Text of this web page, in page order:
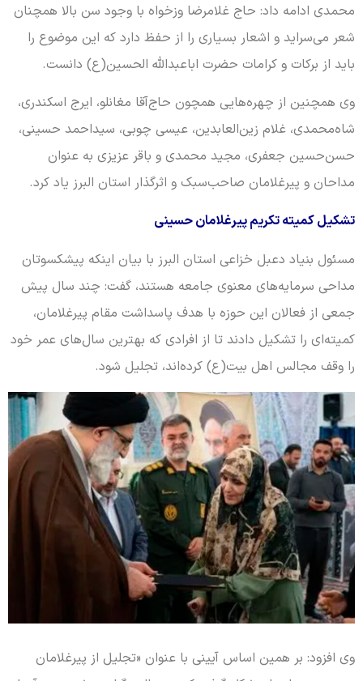
محمدی ادامه داد: حاج غلامرضا وزخواه با وجود سن بالا همچنان
شعر می‌سراید و اشعار بسیاری را از حفظ دارد که این موضوع را
باید از برکات و کرامات حضرت اباعبدالله الحسین(ع) دانست.
وی همچنین از چهره‌هایی همچون حاج‌آقا مغانلو، ایرج اسکندری،
شاه‌محمدی، غلام زین‌العابدین، عیسی چوبی، سیداحمد حسینی،
حسن‌حسین جعفری، مجید محمدی و باقر عزیزی به عنوان
مداحان و پیرغلامان صاحب‌سبک و اثرگذار استان البرز یاد کرد.
تشکیل کمیته تکریم پیرغلامان حسینی
مسئول بنیاد دعبل خزاعی استان البرز با بیان اینکه پیشکسوتان
مداحی سرمایه‌های معنوی جامعه هستند، گفت: چند سال پیش
جمعی از فعالان این حوزه با هدف پاسداشت مقام پیرغلامان،
کمیته‌ای را تشکیل دادند تا از افرادی که بهترین سال‌های عمر خود
را وقف مجالس اهل بیت(ع) کرده‌اند، تجلیل شود.
وی افزود: بر همین اساس آیینی با عنوان «تجلیل از پیرغلامان